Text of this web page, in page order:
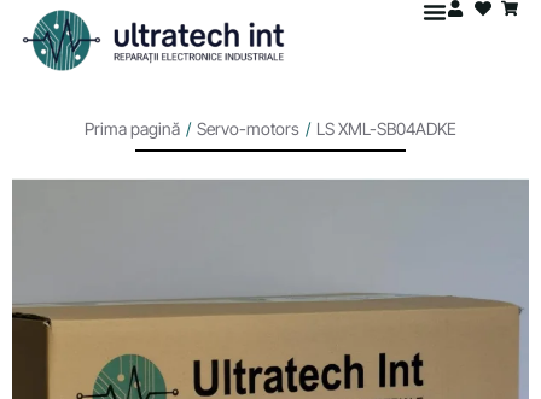
Prima pagină / Servo-motors / LS XML-SB04ADKE